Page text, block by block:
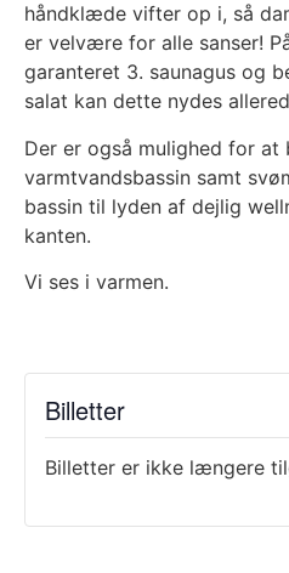
håndklæde vifter op i, så
er velvære for alle sanser!
garanteret 3. saunagus og
salat kan dette nydes
Der er også mulighed for at
varmtvandsbassin samt
bassin til lyden af dejlig
kanten.
Vi ses i varmen.
Billetter
Billetter er ikke længere